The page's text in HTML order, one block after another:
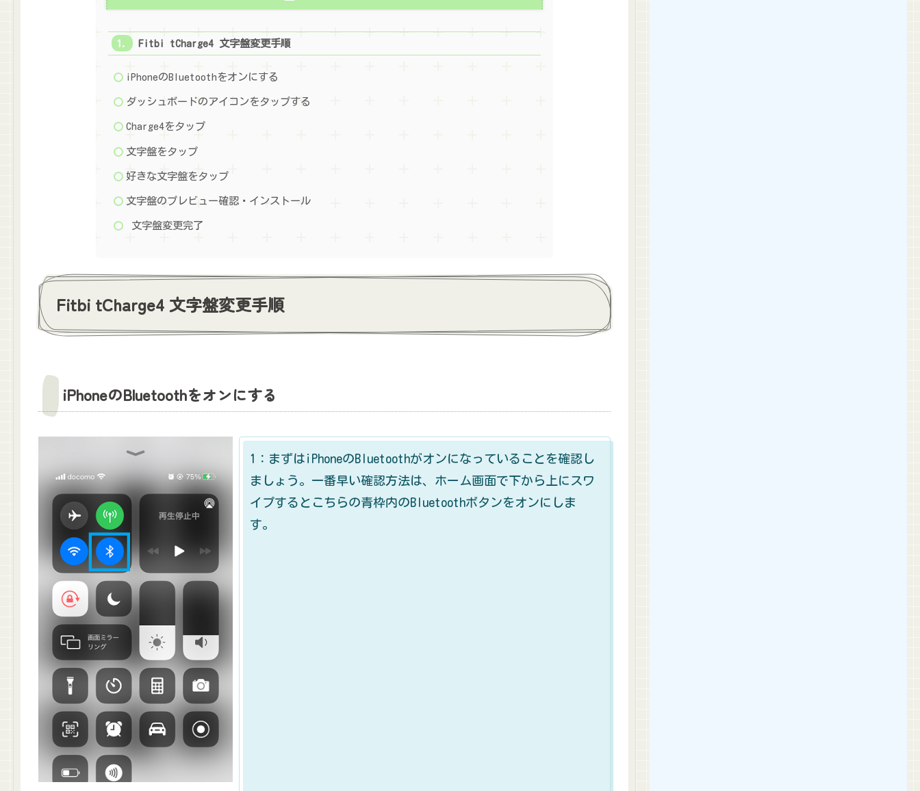
Fitbi tCharge4 文字盤変更手順
iPhoneのBluetoothをオンにする
ダッシュボードのアイコンをタップする
Charge4をタップ
文字盤をタップ
好きな文字盤をタップ
文字盤のプレビュー確認・インストール
文字盤変更完了
Fitbi tCharge4 文字盤変更手順
iPhoneのBluetoothをオンにする
1：まずはiPhoneのBluetoothがオンになっていることを確認し
ましょう。一番早い確認方法は、ホーム画面で下から上にスワ
イプするとこちらの青枠内のBluetoothボタンをオンにしま
す。